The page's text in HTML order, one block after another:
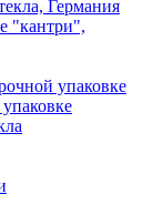
Германия
"кантри",
упаковке